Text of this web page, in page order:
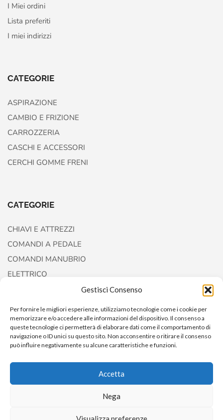
Gestisci Consenso
Per fornire le migliori esperienze, utilizziamo tecnologie come i cookie per
memorizzare e/o accedere alle informazioni del dispositivo. Il consenso a
queste tecnologie ci permetterà di elaborare dati come il comportamento di
navigazione o ID unici su questo sito. Non acconsentire o ritirare il consenso
può influire negativamente su alcune caratteristiche e funzioni.
Accetta
Nega
I Miei ordini
Lista preferiti
I miei indirizzi
CATEGORIE
ASPIRAZIONE
CAMBIO E FRIZIONE
CARROZZERIA
CASCHI E ACCESSORI
CERCHI GOMME FRENI
CATEGORIE
CHIAVI E ATTREZZI
COMANDI A PEDALE
COMANDI MANUBRIO
ELETTRICO
FORCELLE E AMMORTIZZATORI
Copyright © 2022AccessoriCustom